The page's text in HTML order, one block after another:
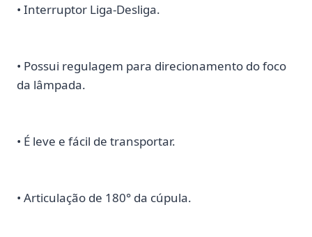
• Interruptor Liga-Desliga.
• Possui regulagem para direcionamento do foco
da lâmpada.
• É leve e fácil de transportar.
• Articulação de 180° da cúpula.